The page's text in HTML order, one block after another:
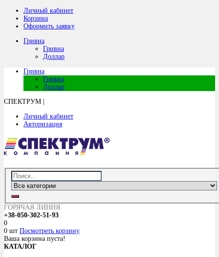
Личный кабинет
Корзина
Оформить заявку
Гривна
Гривна
Доллар
Гривна
Гривна
Доллар
СПЕКТРУМ
Личный кабинет
Авторизация
ГОРЯЧАЯ ЛИНИЯ
+38-050-302-51-93
0
0 шт Посмотреть корзину
Ваша корзина пуста!
КАТАЛОГ